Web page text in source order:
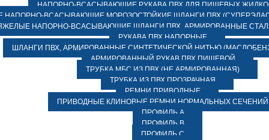
НАПОРНО-ВСАСЫВАЮЩИЕ РУКАВА ПВХ ДЛЯ ПИЩЕВЫХ
НАПОРНО-ВСАСЫВАЮЩИЕ МОРОЗОСТОЙКИЕ ШЛАНГИ ПВХ
НАПОРНО-ВСАСЫВАЮЩИЕ ШЛАНГИ ПВХ, АРМИРОВАННЫЕ
РУКАВА ПВХ НАПОРНЫЕ
ШЛАНГИ ПВХ, АРМИРОВАННЫЕ СИНТЕТИЧЕСКОЙ НИТЬЮ
АРМИРОВАННЫЙ РУКАВ ПВХ ПИЩЕВОЙ
ТРУБКА МБС ИЗ ПВХ (НЕ АРМИРОВАННАЯ)
ТРУБКА ИЗ ПВХ ПРОЗРАЧНАЯ
РЕМНИ ПРИВОДНЫЕ
ПРИВОДНЫЕ КЛИНОВЫЕ РЕМНИ НОРМАЛЬНЫХ СЕЧЕНИЙ
ПРОФИЛЬ A
ПРОФИЛЬ B
ПРОФИЛЬ C